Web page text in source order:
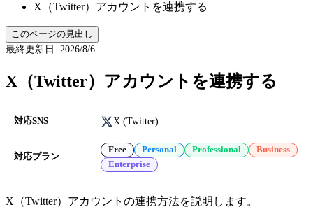
X（Twitter）アカウントを連携する
このページの見出し
最終更新日: 2026/8/6
X（Twitter）アカウントを連携する
対応SNS X (Twitter)
対応プラン
Free Personal Professional
Business
Enterprise
X（Twitter）アカウントの連携方法を説明します。